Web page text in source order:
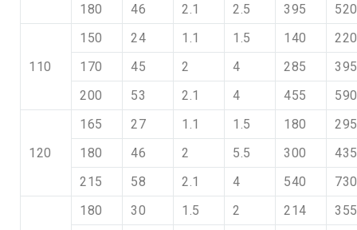
180
46 2.1 2.5 395 520
110
150 24 1.1 1.5 140
220
170
45 2 4 285
395
200
53 2.1 4 455 590
120
165 27 1.1 1.5 180
295
180
46 2 5.5 300
435
215
58 2.1 4 540 730
180 30 1.5 2 214
355